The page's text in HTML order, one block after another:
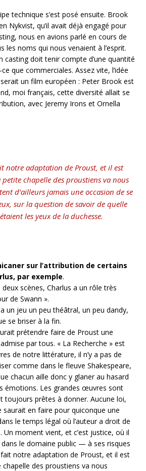
technique s’est posé ensuite. Brook
Nykvist, qu’il avait déjà engagé pour
nous en avions parlé en cours de
noms qui nous venaient à l’esprit.
casting doit tenir compte d’une quantité
que commerciales. Assez vite, l’idée
un film européen : Peter Brook est
moi français, cette diversité allait se
avec Jeremy Irons et Ornella
notre adaptation de Proust, et il est
chapelle des proustiens va nous
d’ailleurs jamais une occasion de se
sur la question de savoir de quelle
les yeux de la duchesse.
sur l’attribution de certains
par exemple.
deux scènes, Charlus a un rôle très
de Swann ».
un jeu un peu théâtral, un peu dandy,
se briser à la fin.
prétendre faire de Proust une
par tous. « La Recherche » est
de notre littérature, il n’y a pas de
comme dans le fleuve Shakespeare,
chacun aille donc y glaner au hasard
émotions. Les grandes œuvres sont
toujours prêtes à donner. Aucune loi,
saurait en faire pour quiconque une
le temps légal où l’auteur a droit de
moment vient, et c’est justice, où il
le domaine public — à ses risques
notre adaptation de Proust, et il est
des proustiens va nous